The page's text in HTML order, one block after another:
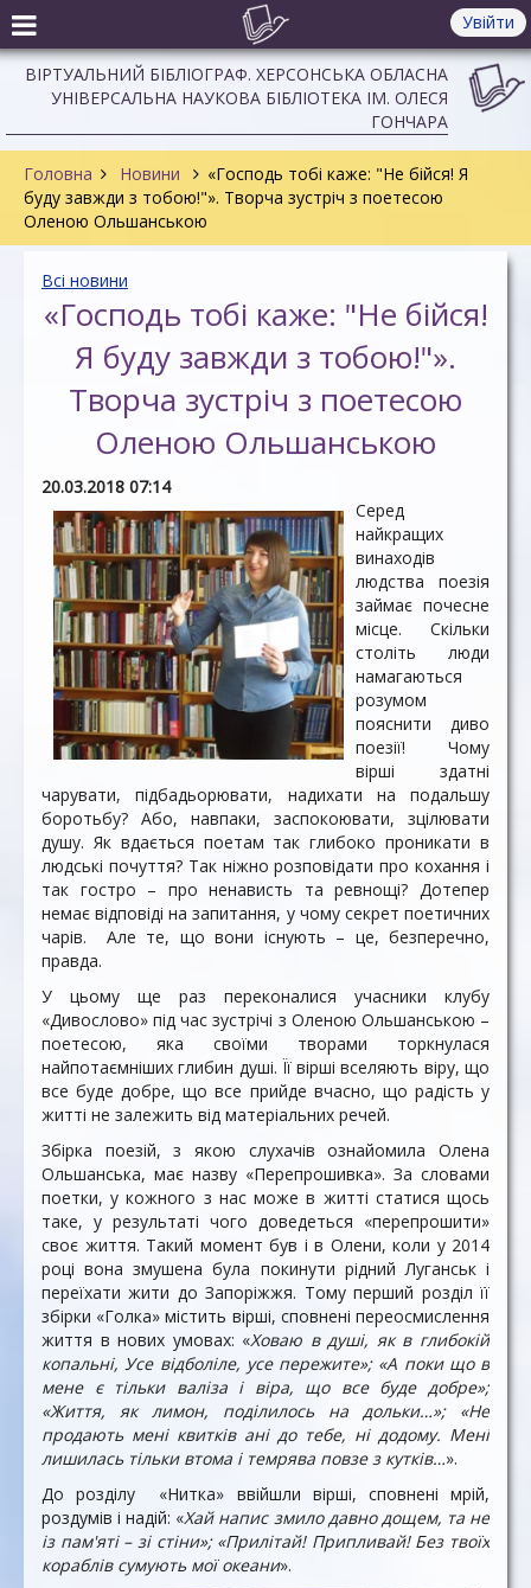
Увійти
ВІРТУАЛЬНИЙ БІБЛІОГРАФ. ХЕРСОНСЬКА ОБЛАСНА
УНІВЕРСАЛЬНА НАУКОВА БІБЛІОТЕКА ІМ. ОЛЕСЯ
ГОНЧАРА
Головна Новини
«Господь тобі каже: "Не бійся! Я
буду завжди з тобою!"». Творча зустріч з поетесою
Оленою Ольшанською
Всі новини
«Господь тобі каже: "Не бійся!
Я буду завжди з тобою!"».
Творча зустріч з поетесою
Оленою Ольшанською
20.03.2018 07:14
Серед
найкращих
винаходів
людства поезія
займає почесне
місце. Скільки
століть люди
намагаються
розумом
пояснити диво
поезії! Чому
вірші здатні
чарувати, підбадьорювати, надихати на подальшу
боротьбу? Або, навпаки, заспокоювати, зцілювати
душу. Як вдається поетам так глибоко проникати в
людські почуття? Так ніжно розповідати про кохання і
так гостро – про ненависть та ревнощі? Дотепер
немає відповіді на запитання, у чому секрет поетичних
чарів. Але те, що вони існують – це, безперечно,
правда.
У цьому ще раз переконалися учасники клубу
«Дивослово» під час зустрічі з Оленою Ольшанською –
поетесою, яка своїми творами торкнулася
найпотаємніших глибин душі. Її вірші вселяють віру, що
все буде добре, що все прийде вчасно, що радість у
житті не залежить від матеріальних речей.
Збірка поезій, з якою слухачів ознайомила Олена
Ольшанська, має назву «Перепрошивка». За словами
поетки, у кожного з нас може в житті статися щось
таке, у результаті чого доведеться «перепрошити»
своє життя. Такий момент був і в Олени, коли у 2014
році вона змушена була покинути рідний Луганськ і
переїхати жити до Запоріжжя. Тому перший розділ її
збірки «Голка» містить вірші, сповнені переосмислення
життя в нових умовах: «Ховаю в душі, як в глибокій
копальні, Усе відболіле, усе пережите»; «А поки що в
мене є тільки валіза і віра, що все буде добре»;
«Життя, як лимон, поділилось на дольки…»; «Не
продають мені квитків ані до тебе, ні додому. Мені
лишилась тільки втома і темрява повзе з кутків…».
До розділу «Нитка» ввійшли вірші, сповнені мрій,
роздумів і надій: «Хай напис змило давно дощем, та не
із пам'яті – зі стіни»; «Прилітай! Припливай! Без твоїх
кораблів сумують мої океани».